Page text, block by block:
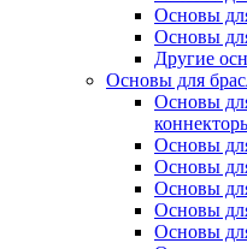
Основы
Основы
Другие
Основы для
Основы
Основы
Основы
Основы
Основы
Основы